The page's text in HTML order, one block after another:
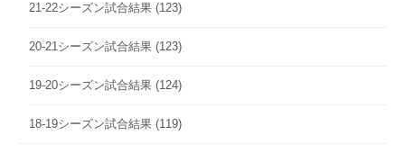
21-22シーズン試合結果 (123)
20-21シーズン試合結果 (123)
19-20シーズン試合結果 (124)
18-19シーズン試合結果 (119)